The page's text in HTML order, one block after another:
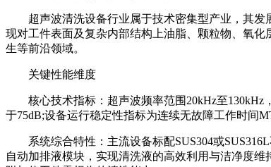
超声波清洗设备行业属于技术密集型产业，其发
现对工件表面及复杂内部结构上油脂、颗粒物、氧
生等前沿领域。
关键性能维度
核心技术指标：超声波频率范围20kHz至130kHz
于75dB;设备运行稳定性指标为连续无故障工作时间
系统综合特性：主流设备标配SUS304或SUS316L
自动加排液模块，实现清洗液的高效利用与洁净度